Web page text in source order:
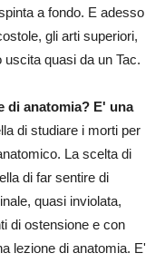
a fondo. E adesso
gli arti superiori,
quasi da un Tac.
di anatomia? E' una
di studiare i morti per
La scelta di
di far sentire di
quasi inviolata,
di ostensione e con
lezione di anatomia. E'